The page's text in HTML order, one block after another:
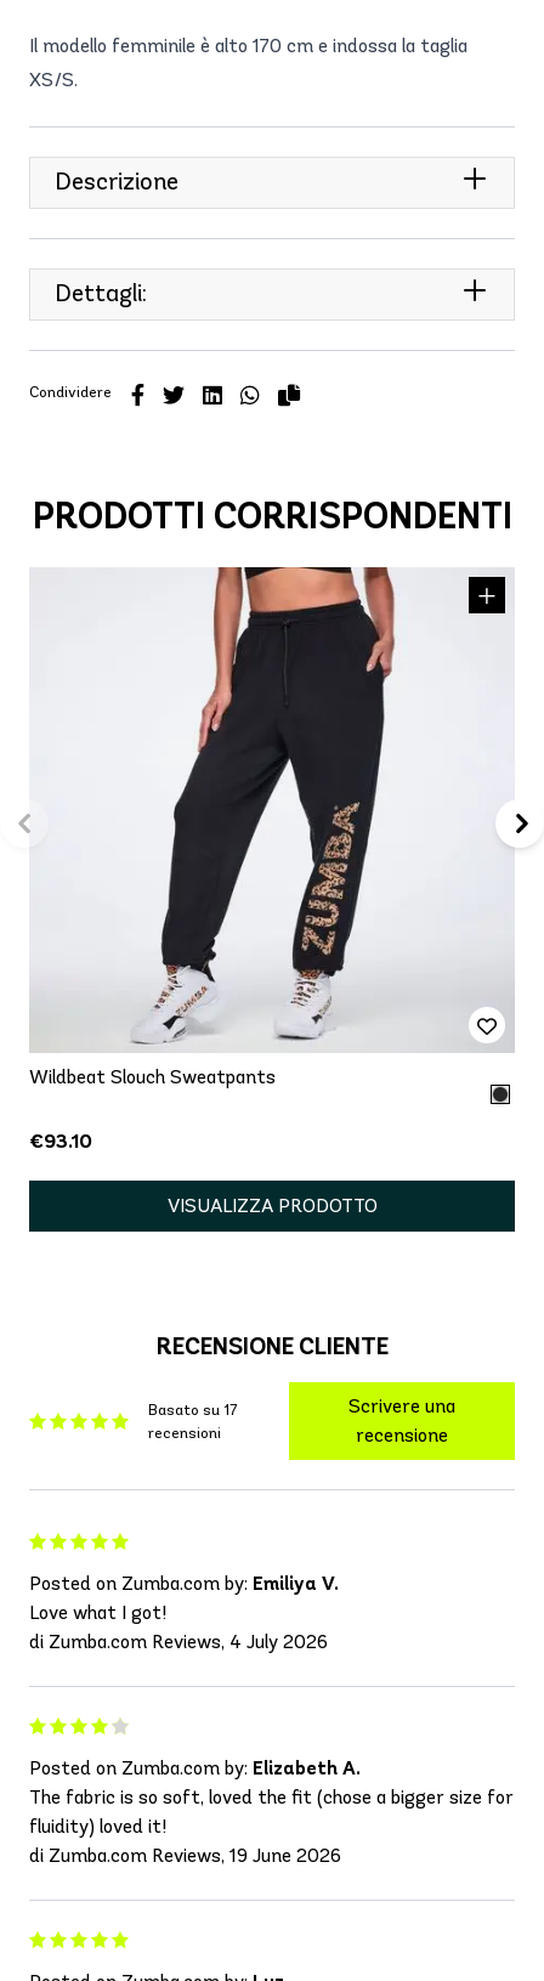
Il modello femminile è alto 170 cm e indossa la taglia
XS/S.
Descrizione
Dettagli:
Condividere
PRODOTTI CORRISPONDENTI
Wildbeat Slouch Sweatpants
€93.10
VISUALIZZA PRODOTTO
RECENSIONE CLIENTE
Basato su 17
recensioni
Scrivere una
recensione
Posted on Zumba.com by: Emiliya V.
Love what I got!
di Zumba.com Reviews, 4 July 2026
Posted on Zumba.com by: Elizabeth A.
The fabric is so soft, loved the fit (chose a bigger size for
fluidity) loved it!
di Zumba.com Reviews, 19 June 2026